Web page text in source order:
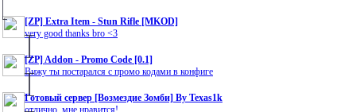
[ZP] Extra Item - Stun Rifle [MKOD]
very good thanks bro <3
[ZP] Addon - Promo Code [0.1]
Вижу ты постарался с промо кодами в конфиге
Готовый сервер [Возмездие Зомби] By Texas1k
отлично, мне нравится!